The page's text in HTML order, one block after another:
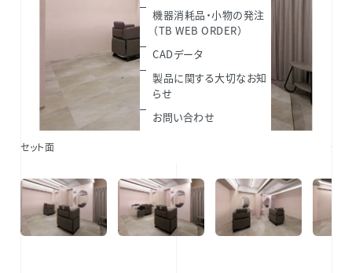
機器消耗品・小物の発注
（TB WEB ORDER）
CADデータ
製品に関する大切なお知
らせ
お問い合わせ
セット面 セッ